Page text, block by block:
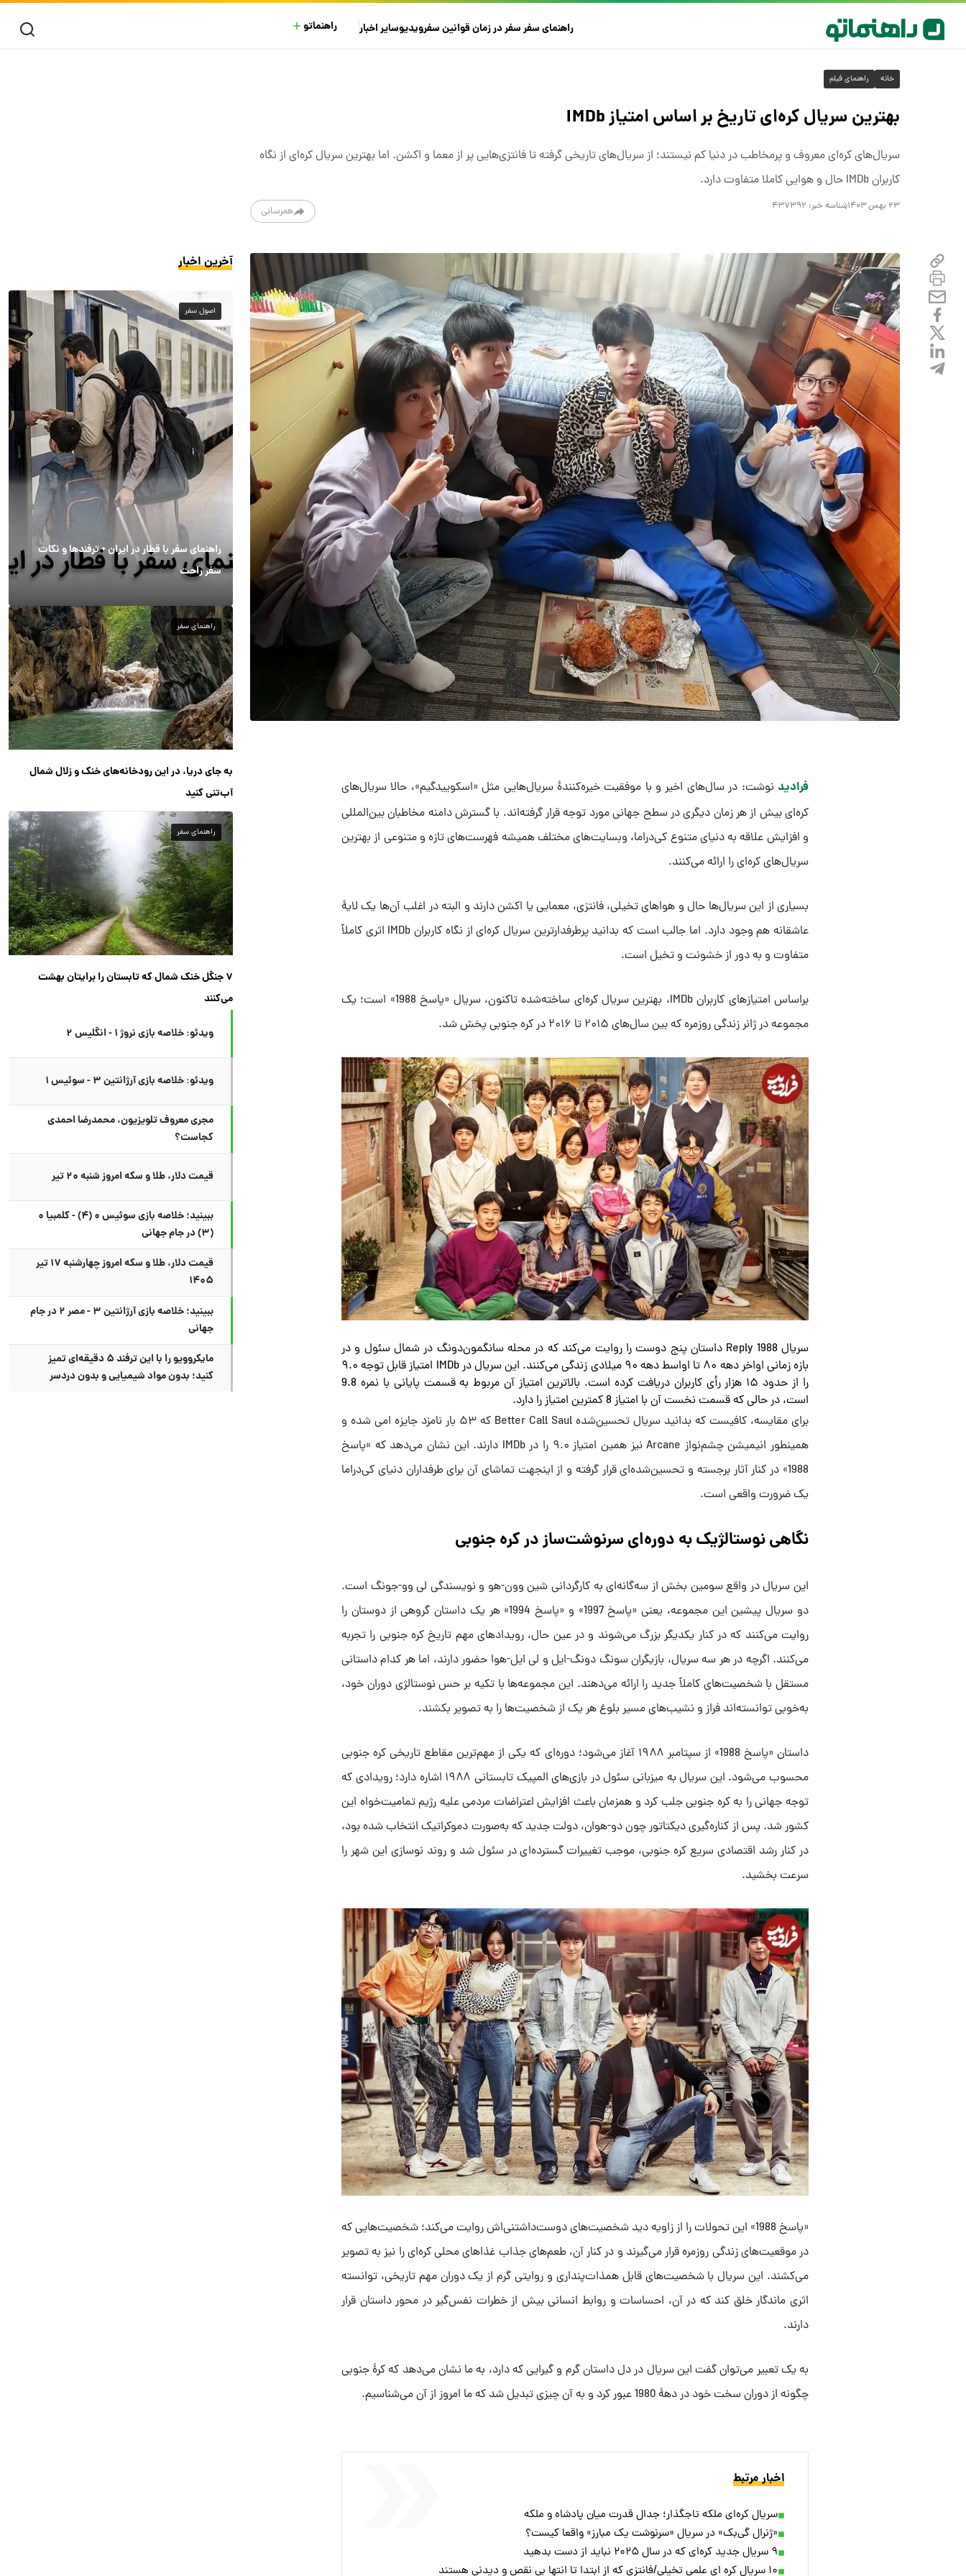
راهنمای سفرسفر در زمانقوانین سفرویدیوسایراخبار راهنماتو
خانه راهنمای فیلم
بهترین سریال کره‌ای تاریخ بر اساس امتیاز IMDb
سریال‌های کره‌ای معروف و پرمخاطب در دنیا کم نیستند؛ از سریال‌های تاریخی گرفته تا فانتزی‌هایی پر از معما و اکشن. اما بهترین سریال کره‌ای از نگاه
کاربران IMDb حال و هوایی کاملا متفاوت دارد.
۲۳ بهمن ۱۴۰۳ شناسه خبر: ۴۳۷۳۹۲ همرسانی
فرادید نوشت: در سال‌های اخیر و با موفقیت خیره‌کنندۀ سریال‌هایی مثل «اسکوییدگیم»، حالا سریال‌های
کره‌ای بیش از هر زمان دیگری در سطح جهانی مورد توجه قرار گرفته‌اند. با گسترش دامنه مخاطبان بین‌المللی
و افزایش علاقه به دنیای متنوع کی‌دراما، وبسایت‌های مختلف همیشه فهرست‌های تازه و متنوعی از بهترین
سریال‌های کره‌ای را ارائه می‌کنند.
بسیاری از این سریال‌ها حال و هواهای تخیلی، فانتزی، معمایی یا اکشن دارند و البته در اغلب آن‌ها یک لایۀ
عاشقانه هم وجود دارد. اما جالب است که بدانید پرطرفدارترین سریال کره‌ای از نگاه کاربران IMDb اثری کاملاً
متفاوت و به دور از خشونت و تخیل است.
براساس امتیازهای کاربران IMDb، بهترین سریال کره‌ای ساخته‌شده تاکنون، سریال «پاسخ 1988» است؛ یک
مجموعه در ژانر زندگی روزمره که بین سال‌های ۲۰۱۵ تا ۲۰۱۶ در کره جنوبی پخش شد.
سریال Reply 1988 داستان پنج دوست را روایت می‌کند که در محله سانگمون‌دونگ در شمال سئول و در
بازه زمانی اواخر دهه ۸۰ تا اواسط دهه ۹۰ میلادی زندگی می‌کنند. این سریال در IMDb امتیاز قابل توجه ۹.۰
را از حدود ۱۵ هزار رأی کاربران دریافت کرده است. بالاترین امتیاز آن مربوط به قسمت پایانی با نمره 9.8
است، در حالی که قسمت نخست آن با امتیاز 8 کمترین امتیاز را دارد.
برای مقایسه، کافیست که بدانید سریال تحسین‌شده Better Call Saul که ۵۳ بار نامزد جایزه امی شده و
همینطور انیمیشن چشم‌نواز Arcane نیز همین امتیاز ۹.۰ را در IMDb دارند. این نشان می‌دهد که »پاسخ
1988» در کنار آثار برجسته و تحسین‌شده‌ای قرار گرفته و از اینجهت تماشای آن برای طرفداران دنیای کی‌دراما
یک ضرورت واقعی است.
نگاهی نوستالژیک به دوره‌ای سرنوشت‌ساز در کره جنوبی
این سریال در واقع سومین بخش از سه‌گانه‌ای به کارگردانی شین وون-هو و نویسندگی لی وو-جونگ است.
دو سریال پیشین این مجموعه، یعنی «پاسخ 1997» و «پاسخ 1994» هر یک داستان گروهی از دوستان را
روایت می‌کنند که در کنار یکدیگر بزرگ می‌شوند و در عین حال، رویدادهای مهم تاریخ کره جنوبی را تجربه
می‌کنند. اگرچه در هر سه سریال، بازیگران سونگ دونگ-ایل و لی ایل-هوا حضور دارند، اما هر کدام داستانی
مستقل با شخصیت‌های کاملاً جدید را ارائه می‌دهند. این مجموعه‌ها با تکیه بر حس نوستالژی دوران خود،
به‌خوبی توانسته‌اند فراز و نشیب‌های مسیر بلوغ هر یک از شخصیت‌ها را به تصویر بکشند.
داستان «پاسخ 1988» از سپتامبر ۱۹۸۸ آغاز می‌شود؛ دوره‌ای که یکی از مهم‌ترین مقاطع تاریخی کره جنوبی
محسوب می‌شود. این سریال به میزبانی سئول در بازی‌های المپیک تابستانی ۱۹۸۸ اشاره دارد؛ رویدادی که
توجه جهانی را به کره جنوبی جلب کرد و همزمان باعث افزایش اعتراضات مردمی علیه رژیم تمامیت‌خواه این
کشور شد. پس از کناره‌گیری دیکتاتور چون دو-هوان، دولت جدید که به‌صورت دموکراتیک انتخاب شده بود،
در کنار رشد اقتصادی سریع کره جنوبی، موجب تغییرات گسترده‌ای در سئول شد و روند نوسازی این شهر را
سرعت بخشید.
«پاسخ 1988» این تحولات را از زاویه دید شخصیت‌های دوست‌داشتنی‌اش روایت می‌کند؛ شخصیت‌هایی که
در موقعیت‌های زندگی روزمره قرار می‌گیرند و در کنار آن، طعم‌های جذاب غذاهای محلی کره‌ای را نیز به تصویر
می‌کشند. این سریال با شخصیت‌های قابل همذات‌پنداری و روایتی گرم از یک دوران مهم تاریخی، توانسته
اثری ماندگار خلق کند که در آن، احساسات و روابط انسانی بیش از خطرات نفس‌گیر در محور داستان قرار
دارند.
به یک تعبیر می‌توان گفت این سریال در دل داستان گرم و گیرایی که دارد، به ما نشان می‌دهد که کرۀ جنوبی
چگونه از دوران سخت خود در دهۀ 1980 عبور کرد و به آن چیزی تبدیل شد که ما امروز از آن می‌شناسیم.
اخبار مرتبط
سریال کره‌ای ملکه تاجگذار؛ جدال قدرت میان پادشاه و ملکه
«ژنرال گی‌بک» در سریال «سرنوشت یک مبارز» واقعا کیست؟
۹ سریال جدید کره‌ای که در سال ۲۰۲۵ نباید از دست بدهید
۱۰ سریال کره ای علمی تخیلی/فانتزی که از ابتدا تا انتها بی نقص و دیدنی هستند
آخرین اخبار
اصول سفر
راهنمای سفر با قطار در ایران + ترفندها و نکات
سفر راحت
راهنمای سفر
به جای دریا، در این رودخانه‌های خنک و زلال شمال
آب‌تنی کنید
راهنمای سفر
۷ جنگل خنک شمال که تابستان را برایتان بهشت
می‌کنند
ویدئو: خلاصه بازی نروژ ۱ - انگلیس ۲
ویدئو: خلاصه بازی آرژانتین ۳ - سوئیس ۱
مجری معروف تلویزیون، محمدرضا احمدی
کجاست؟
قیمت دلار، طلا و سکه امروز شنبه ۲۰ تیر
ببینید؛ خلاصه بازی سوئیس ۰ (۴) - کلمبیا ۰
(۳) در جام جهانی
قیمت دلار، طلا و سکه امروز چهارشنبه ۱۷ تیر
۱۴۰۵
ببینید؛ خلاصه بازی آرژانتین ۳ - مصر ۲ در جام
جهانی
مایکروویو را با این ترفند ۵ دقیقه‌ای تمیز
کنید؛ بدون مواد شیمیایی و بدون دردسر